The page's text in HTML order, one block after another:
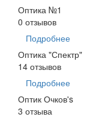
Оптика №1
0 отзывов
Подробнее
Оптика "Спектр"
14 отзывов
Подробнее
Оптик Очков's
3 отзыва